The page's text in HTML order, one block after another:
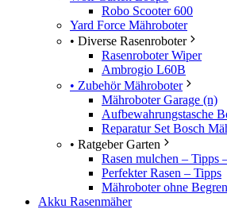
Robo Scooter 600
Yard Force Mähroboter
• Diverse Rasenroboter
Rasenroboter Wiper
Ambrogio L60B
• Zubehör Mähroboter
Mähroboter Garage (n)
Aufbewahrungstasche
Reparatur Set Bosch
• Ratgeber Garten
Rasen mulchen – Tipps
Perfekter Rasen – Tipps
Mähroboter ohne
Akku Rasenmäher